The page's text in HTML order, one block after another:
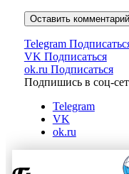
Telegram
VK Подписаться
ok.ru Подписаться
Подпишись в соц-
Telegram
VK
ok.ru